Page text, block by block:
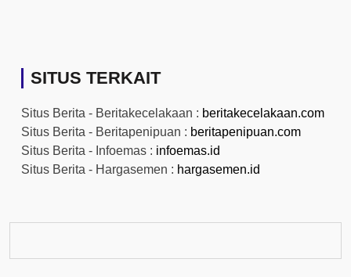
SITUS TERKAIT
Situs Berita - Beritakecelakaan : beritakecelakaan.com
Situs Berita - Beritapenipuan : beritapenipuan.com
Situs Berita - Infoemas : infoemas.id
Situs Berita - Hargasemen : hargasemen.id